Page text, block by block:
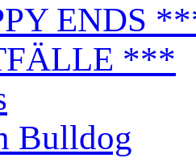
ENDS
***
Bulldog